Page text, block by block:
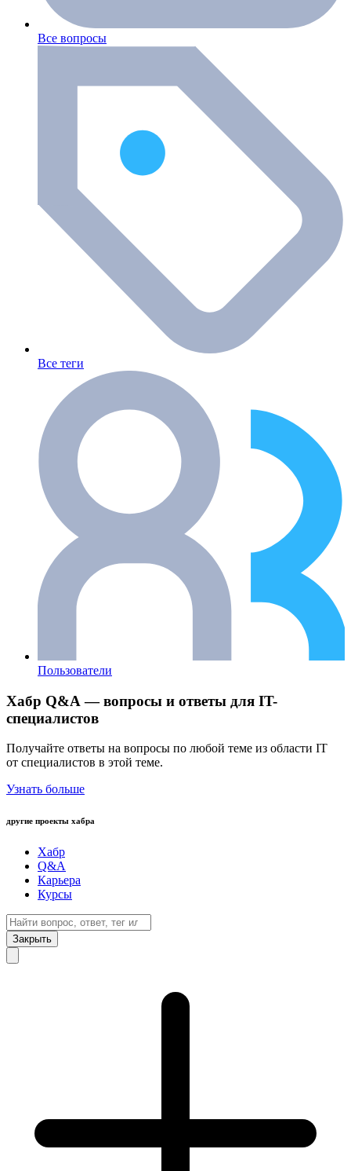
Все вопросы
Все теги
Пользователи
Хабр Q&A — вопросы и ответы для IT-
специалистов
Получайте ответы на вопросы по любой теме из области IT
от специалистов в этой теме.
Узнать больше
другие проекты хабра
Хабр
Q&A
Карьера
Курсы
Закрыть